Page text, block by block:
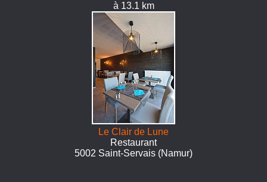
à 13.1 km
Le Clair de Lune
Restaurant
5002 Saint-Servais (Namur)